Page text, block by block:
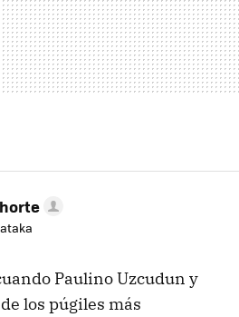
Paulino Uzcudun y
los púgiles más